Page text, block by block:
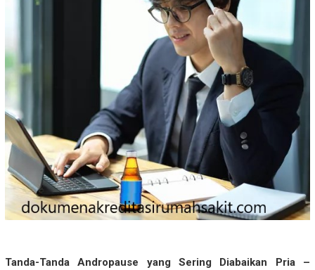
Tanda-Tanda Andropause yang Sering Diabaikan Pria –